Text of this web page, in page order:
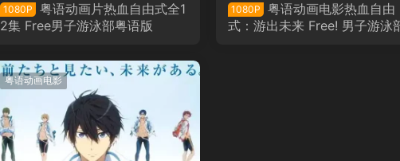
1080P
粤语动画片热血自由式全1
2集 Free男子游泳部粤语版
1080P
粤语动画电影热血自由
式：游出未来 Free! 男子游泳部
粤语动画电影